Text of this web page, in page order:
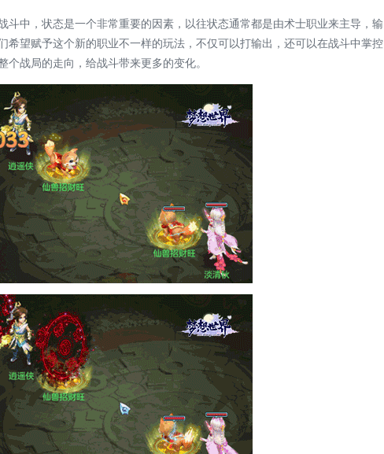
斗中，状态是一个非常重要的因素，以往状态通常都是由术士职业来主导，输
希望赋予这个新的职业不一样的玩法，不仅可以打输出，还可以在战斗中掌控
个战局的走向，给战斗带来更多的变化。